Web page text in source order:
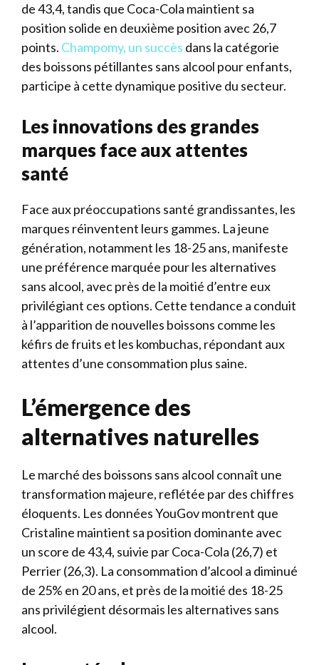
de 43,4, tandis que Coca-Cola maintient sa
position solide en deuxième position avec 26,7
points. Champomy, un succès dans la catégorie
des boissons pétillantes sans alcool pour enfants,
participe à cette dynamique positive du secteur.
Les innovations des grandes
marques face aux attentes
santé
Face aux préoccupations santé grandissantes, les
marques réinventent leurs gammes. La jeune
génération, notamment les 18-25 ans, manifeste
une préférence marquée pour les alternatives
sans alcool, avec près de la moitié d’entre eux
privilégiant ces options. Cette tendance a conduit
à l’apparition de nouvelles boissons comme les
kéfirs de fruits et les kombuchas, répondant aux
attentes d’une consommation plus saine.
L’émergence des
alternatives naturelles
Le marché des boissons sans alcool connaît une
transformation majeure, reflétée par des chiffres
éloquents. Les données YouGov montrent que
Cristaline maintient sa position dominante avec
un score de 43,4, suivie par Coca-Cola (26,7) et
Perrier (26,3). La consommation d’alcool a diminué
de 25% en 20 ans, et près de la moitié des 18-25
ans privilégient désormais les alternatives sans
alcool.